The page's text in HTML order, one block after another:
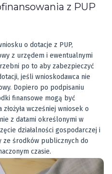
z PUP
o dotacje z PUP,
z urzędem i ewentualnymi
po to aby zabezpieczyć
jeśli wnioskodawca nie
Dopiero po podpisaniu
finansowe mogą być
wcześniej wniosek o
z datami określonymi w
działalności gospodarczej i
ze środków publicznych do
czasie.